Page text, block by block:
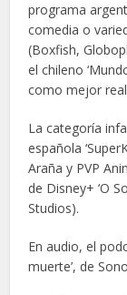
programa
comedia o
(Boxfish,
el chileno
como mejor
La categoría
española
Araña y PVP
de Disney+ ‘O
Studios).
En audio, el
muerte’, de